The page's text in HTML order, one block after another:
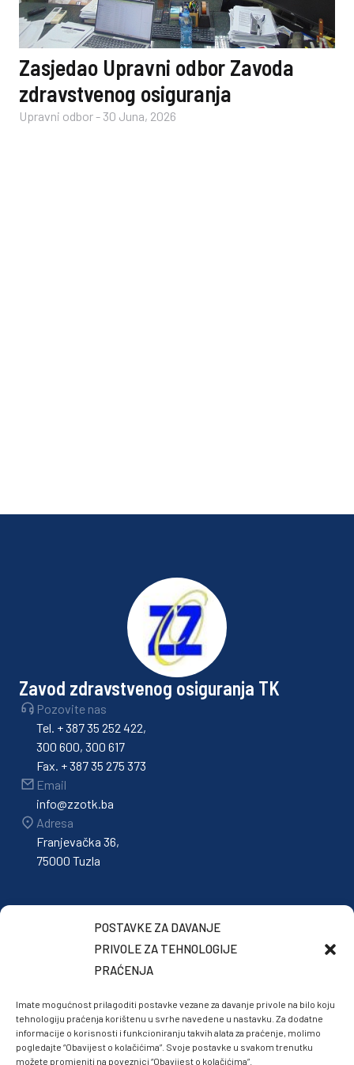
POSTAVKE ZA DAVANJE
PRIVOLE ZA TEHNOLOGIJE
PRAĆENJA
Imate mogućnost prilagoditi postavke vezane za davanje privole na bilo koju
tehnologiju praćenja korištenu u svrhe navedene u nastavku. Za dodatne
informacije o korisnosti i funkcioniranju takvih alata za praćenje, molimo
pogledajte “Obavijest o kolačićima”. Svoje postavke u svakom trenutku
možete promjeniti na poveznici “Obavijest o kolačićima”.
Zasjedao Upravni odbor Zavoda
zdravstvenog osiguranja
Upravni odbor- 30 Juna, 2026
Zavod zdravstvenog osiguranja TK
Pozovite nas
Tel. + 387 35 252 422,
300 600, 300 617
Fax. + 387 35 275 373
Email
info@zzotk.ba
Adresa
Franjevačka 36,
75000 Tuzla